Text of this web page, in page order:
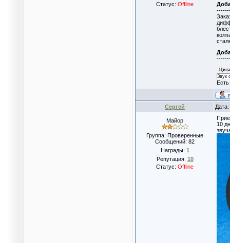
Статус: Offline
Звук
Сергей
Майор
Группа: Проверенные
Сообщений: 82
Награды: 1
Репутация: 10
Статус: Offline
10